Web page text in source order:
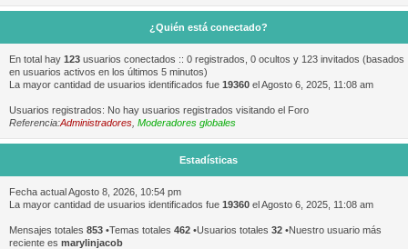
¿Quién está conectado?
En total hay 123 usuarios conectados :: 0 registrados, 0 ocultos y 123 invitados (basados
en usuarios activos en los últimos 5 minutos)
La mayor cantidad de usuarios identificados fue 19360 el Agosto 6, 2025, 11:08 am
Usuarios registrados: No hay usuarios registrados visitando el Foro
Referencia:Administradores Moderadores globales
Estadísticas
Fecha actual Agosto 8, 2026, 10:54 pm
La mayor cantidad de usuarios identificados fue 19360 el Agosto 6, 2025, 11:08 am
Mensajes totales 853 •Temas totales 462 •Usuarios totales 32 •Nuestro usuario más
reciente es marylinjacob